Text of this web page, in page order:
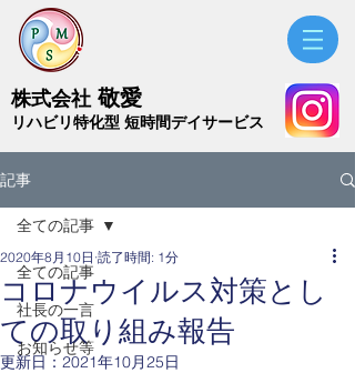
株式会社 敬愛
​リハビリ特化型 短時間デイサービス
記事
全ての記事
社長の一言
お知らせ等
全ての記事
コロナウイルス対策とし
ての取り組み報告
2020年8月10日 読了時間: 1分
更新日： 2021年10月25日